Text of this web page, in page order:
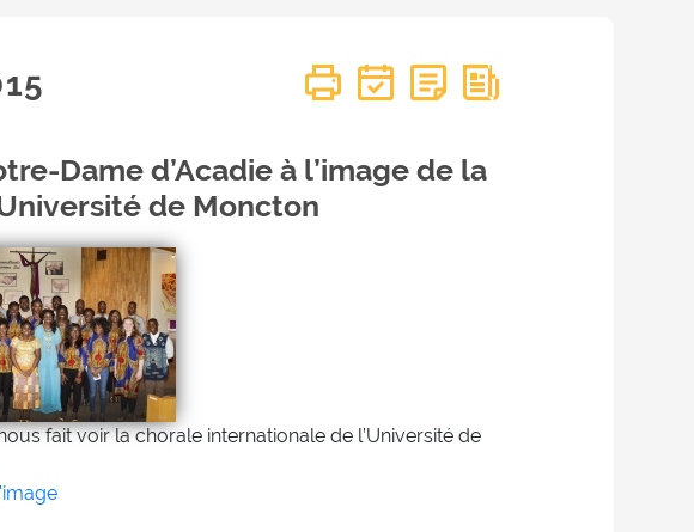
Dame d’Acadie à l’image de la
de Moncton
fait voir la chorale internationale de l’Université de